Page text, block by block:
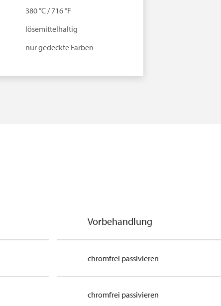
380 °C / 716 °F
lösemittelhaltig
nur gedeckte Farben
Vorbehandlung
chromfrei passivieren
chromfrei passivieren